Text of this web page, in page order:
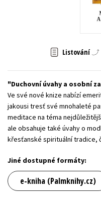
Listování
Duchovní úvahy a osobní
Ve své nové knize nabízí
jakousi tresť své mnohaleté
meditace na téma
ale obsahuje také úvahy o
křesťanské spirituální tradice,
Jiné dostupné formáty:
e-kniha (Palmknihy.cz)